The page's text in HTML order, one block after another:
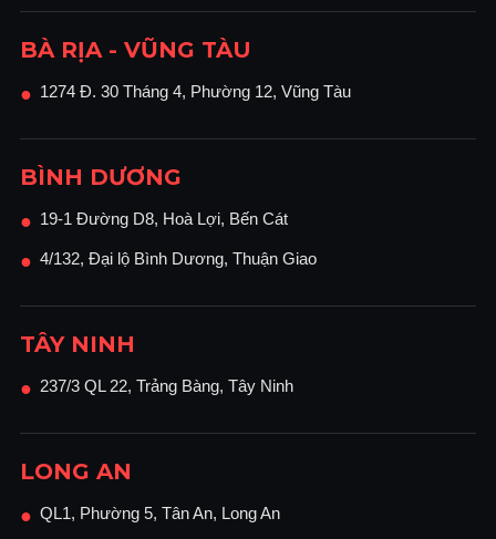
BÀ RỊA - VŨNG TÀU
● 1274 Đ. 30 Tháng 4, Phường 12, Vũng Tàu
BÌNH DƯƠNG
● 19-1 Đường D8, Hoà Lợi, Bến Cát
● 4/132, Đại lộ Bình Dương, Thuận Giao
TÂY NINH
● 237/3 QL 22, Trảng Bàng, Tây Ninh
LONG AN
● QL1, Phường 5, Tân An, Long An